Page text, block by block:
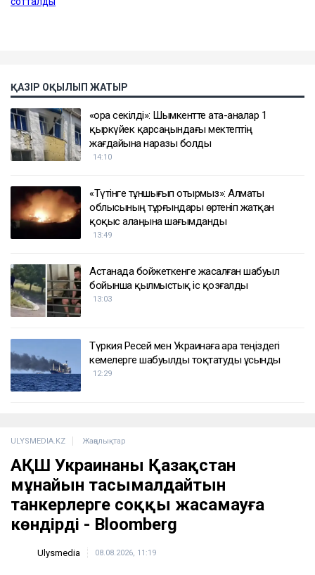
«Қора секілді»: Шымкентте ата-аналар 1
қыркүйек қарсаңындағы мектептің
жағдайына наразы болды
«Түтінге тұншығып отырмыз»: Алматы
облысының тұрғындары өртеніп жатқан
бойынша қылмыстық іс қозғалды
13:03
Түркия Ресей мен Украинаға Қара теңіздегі
кемелерге шабуылды тоқтатуды ұсынды